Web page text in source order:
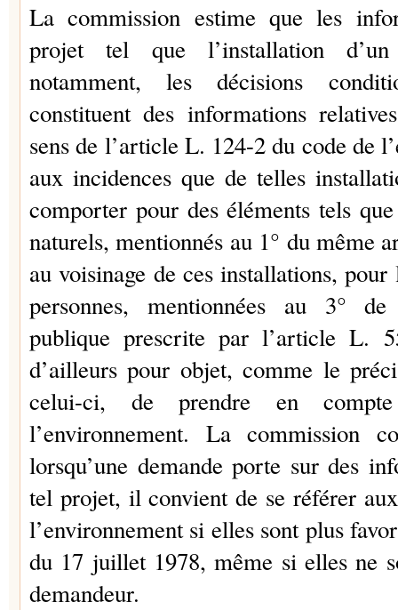
La commission estime que les
projet tel que l’installation
notamment, les décisions
constituent des informations
sens de l’article L. 124-2 du code de
aux incidences que de telles
comporter pour des éléments tels
naturels, mentionnés au 1° du même
au voisinage de ces installations,
personnes, mentionnées au 3°
publique prescrite par l’article L.
d’ailleurs pour objet, comme le
celui-ci, de prendre en
l’environnement. La commission
lorsqu’une demande porte sur des
tel projet, il convient de se référer
l’environnement si elles sont plus
du 17 juillet 1978, même si elles ne
demandeur.